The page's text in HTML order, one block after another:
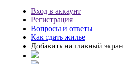
Вход в аккаунт
Регистрация
Вопросы и ответы
Как сдать жилье
Добавить на главный экран